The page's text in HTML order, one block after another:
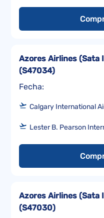
Fecha:
Azores Airlines (Sata
(S47034)
Calgary International
Lester B. Pearson
Azores Airlines (Sata
(S47030)